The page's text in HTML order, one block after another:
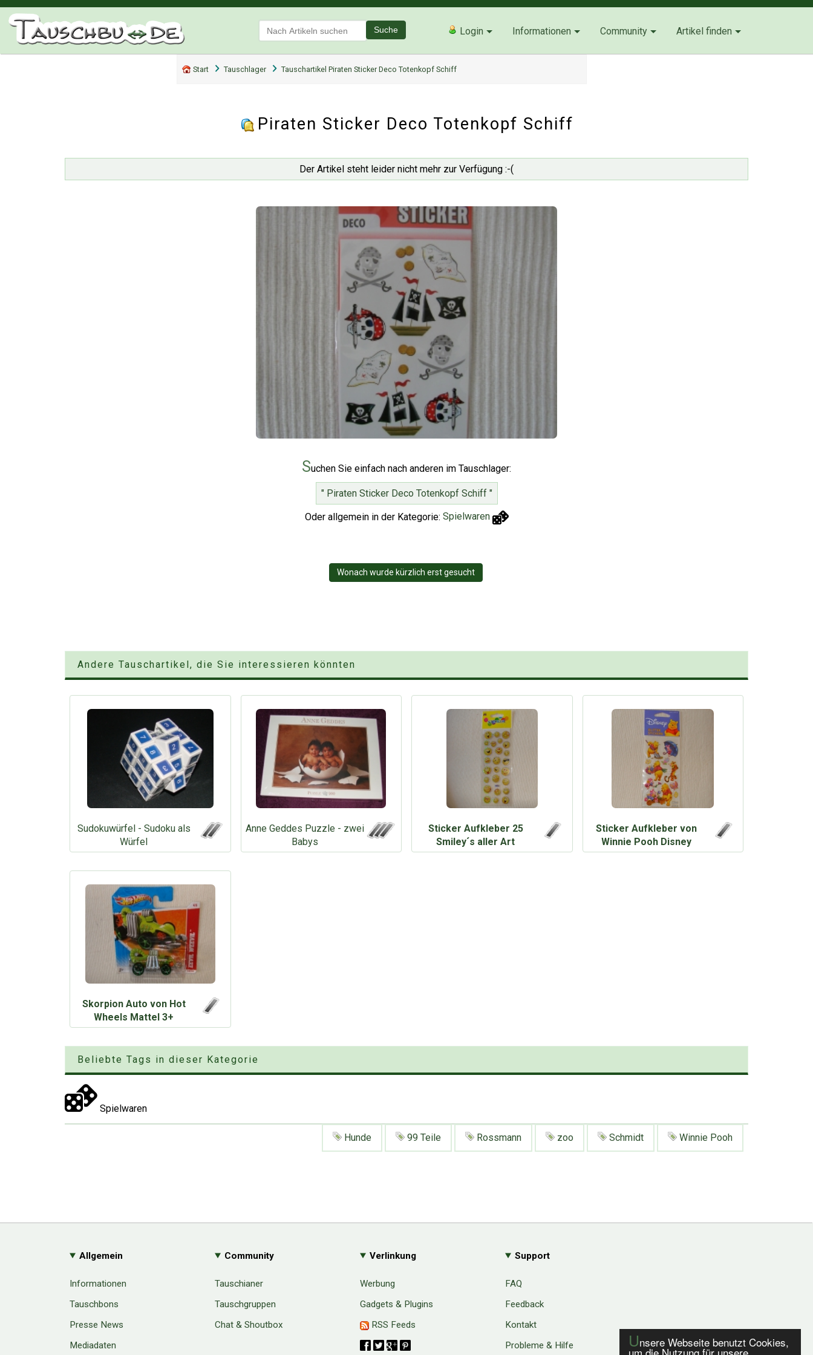
Unsere Webseite benutzt Cookies,
Suche Login Informationen Community Artikel finden
Start Tauschlager Tauschartikel Piraten Sticker Deco Totenkopf Schiff
Piraten Sticker Deco Totenkopf Schiff
Der Artikel steht leider nicht mehr zur Verfügung :-(
Suchen Sie einfach nach anderen im Tauschlager:
" Piraten Sticker Deco Totenkopf Schiff "
Oder allgemein in der Kategorie: Spielwaren
Wonach wurde kürzlich erst gesucht
Andere Tauschartikel, die Sie interessieren könnten
Sudokuwürfel - Sudoku als
Würfel
Anne Geddes Puzzle - zwei
Babys
Sticker Aufkleber 25
Smiley´s aller Art
Sticker Aufkleber von
Winnie Pooh Disney
Skorpion Auto von Hot
Wheels Mattel 3+
Beliebte Tags in dieser Kategorie
Spielwaren
Hunde 99 Teile Rossmann zoo Schmidt Winnie Pooh
Allgemein
Informationen
Tauschbons
Presse News
Mediadaten
Community
Tauschianer
Tauschgruppen
Chat & Shoutbox
Verlinkung
Werbung
Gadgets & Plugins
RSS Feeds
Support
FAQ
Feedback
Kontakt
Probleme & Hilfe